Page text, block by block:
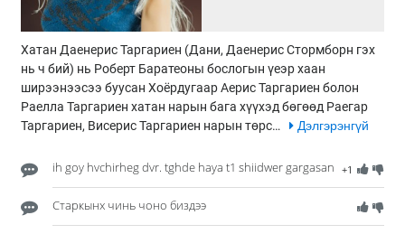
Хатан Даенерис Таргариен (Дани, Даенерис Стормборн гэх
нь ч бий) нь Роберт Баратеоны бослогын үеэр хаан
ширээнээсээ буусан Хоёрдугаар Аерис Таргариен болон
Раелла Таргариен хатан нарын бага хүүхэд бөгөөд Раегар
Таргариен, Висерис Таргариен нарын төрс…
Дэлгэрэнгүй
+1
ih goy hvchirheg dvr. tghde haya t1 shiidwer gargasan
Старкынх чинь чоно биздээ